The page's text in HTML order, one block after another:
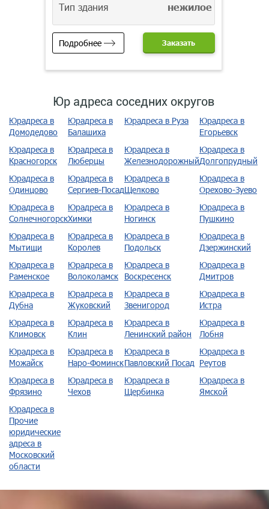
Тип здания нежилое
Подробнее Заказать
Юр адреса соседних округов
Юрадреса в
Домодедово
Юрадреса в
Балашиха
Юрадреса в Руза
Юрадреса в
Егорьевск
Юрадреса в
Красногорск
Юрадреса в
Люберцы
Юрадреса в
Железнодорожный
Юрадреса в
Долгопрудный
Юрадреса в
Одинцово
Юрадреса в
Сергиев-Посад
Юрадреса в
Щелково
Юрадреса в
Орехово-Зуево
Юрадреса в
Солнечногорск
Юрадреса в
Химки
Юрадреса в
Ногинск
Юрадреса в
Пушкино
Юрадреса в
Мытищи
Юрадреса в
Королев
Юрадреса в
Подольск
Юрадреса в
Дзержинский
Юрадреса в
Раменское
Юрадреса в
Волоколамск
Юрадреса в
Воскресенск
Юрадреса в
Дмитров
Юрадреса в
Дубна
Юрадреса в
Жуковский
Юрадреса в
Звенигород
Юрадреса в
Истра
Юрадреса в
Климовск
Юрадреса в
Клин
Юрадреса в
Ленинский район
Юрадреса в
Лобня
Юрадреса в
Можайск
Юрадреса в
Наро-Фоминск
Юрадреса в
Павловский Посад
Юрадреса в
Реутов
Юрадреса в
Фрязино
Юрадреса в
Чехов
Юрадреса в
Щербинка
Юрадреса в
Ямской
Юрадреса в
Прочие
юридические
адреса в
Московский
области